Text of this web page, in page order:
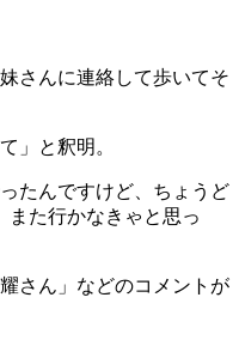
さんに連絡して歩いてそ
」と釈明。
たんですけど、ちょうど
また行かなきゃと思っ
さん」などのコメントが